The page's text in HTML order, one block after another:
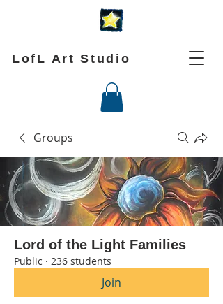
LofL Art Studio
Groups
Lord of the Light Families
Public · 236 students
Join